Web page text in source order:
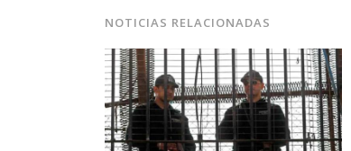
NOTICIAS RELACIONADAS